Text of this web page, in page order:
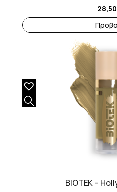
28,50
BIOTEK –